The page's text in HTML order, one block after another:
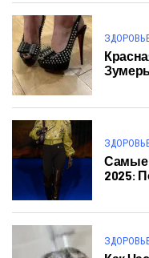
Самые
2025: